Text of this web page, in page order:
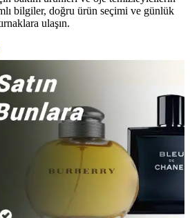
bilgiler, doğru ürün seçimi ve günlük
ulaşın.